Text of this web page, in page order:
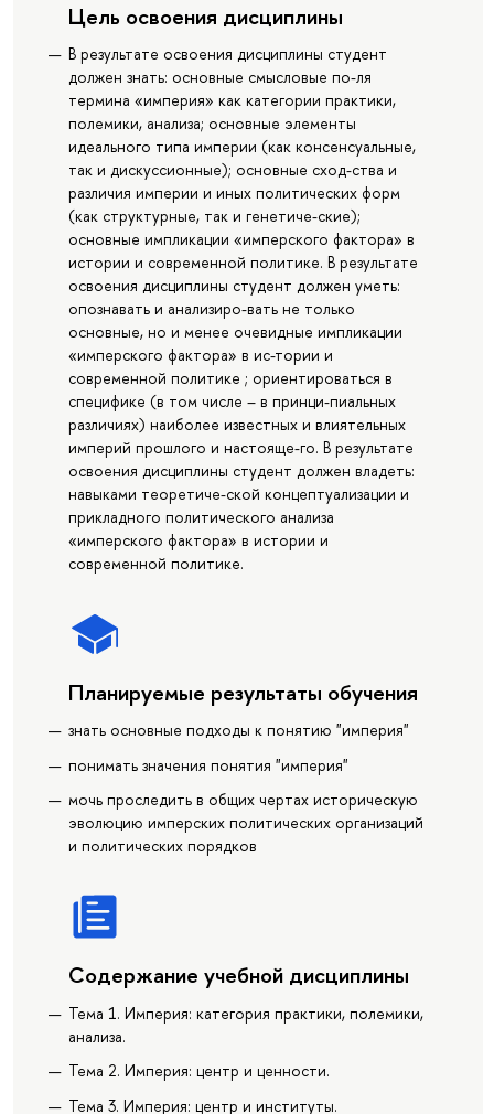
Цель освоения дисциплины
В результате освоения дисциплины студент
должен знать: основные смысловые по-ля
термина «империя» как категории практики,
полемики, анализа; основные элементы
идеального типа империи (как консенсуальные,
так и дискуссионные); основные сход-ства и
различия империи и иных политических форм
(как структурные, так и генетиче-ские);
основные импликации «имперского фактора» в
истории и современной политике. В результате
освоения дисциплины студент должен уметь:
опознавать и анализиро-вать не только
основные, но и менее очевидные импликации
«имперского фактора» в ис-тории и
современной политике ; ориентироваться в
специфике (в том числе – в принци-пиальных
различиях) наиболее известных и влиятельных
империй прошлого и настояще-го. В результате
освоения дисциплины студент должен владеть:
навыками теоретиче-ской концептуализации и
прикладного политического анализа
«имперского фактора» в истории и
современной политике.
Планируемые результаты обучения
знать основные подходы к понятию "империя"
понимать значения понятия "империя"
мочь проследить в общих чертах историческую
эволюцию имперских политических организаций
и политических порядков
Содержание учебной дисциплины
Тема 1. Империя: категория практики, полемики,
анализа.
Тема 2. Империя: центр и ценности.
Тема 3. Империя: центр и институты.